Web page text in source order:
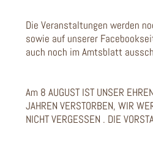
Die Veranstaltungen werden
sowie auf unserer
auch noch im Amtsblatt
Am 8 AUGUST IST UNSER
JAHREN VERSTORBEN, WIR
NICHT VERGESSEN . DIE